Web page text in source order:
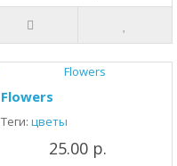
Flowers
Теги: цветы
25.00 р.